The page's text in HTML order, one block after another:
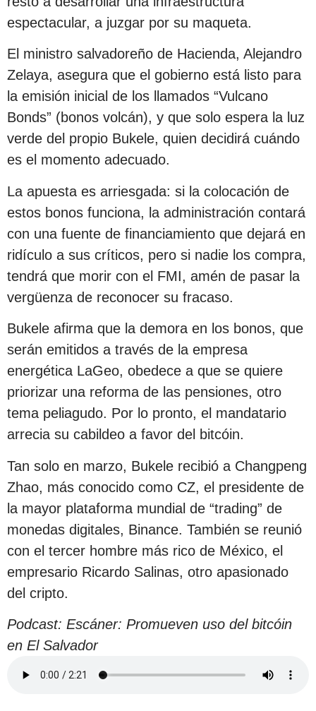
espectacular, a juzgar por su maqueta.
El ministro salvadoreño de Hacienda, Alejandro
Zelaya, asegura que el gobierno está listo para
la emisión inicial de los llamados “Vulcano
Bonds” (bonos volcán), y que solo espera la luz
verde del propio Bukele, quien decidirá cuándo
es el momento adecuado.
La apuesta es arriesgada: si la colocación de
estos bonos funciona, la administración contará
con una fuente de financiamiento que dejará en
ridículo a sus críticos, pero si nadie los compra,
tendrá que morir con el FMI, amén de pasar la
vergüenza de reconocer su fracaso.
Bukele afirma que la demora en los bonos, que
serán emitidos a través de la empresa
energética LaGeo, obedece a que se quiere
priorizar una reforma de las pensiones, otro
tema peliagudo. Por lo pronto, el mandatario
arrecia su cabildeo a favor del bitcóin.
Tan solo en marzo, Bukele recibió a Changpeng
Zhao, más conocido como CZ, el presidente de
la mayor plataforma mundial de “trading” de
monedas digitales, Binance. También se reunió
con el tercer hombre más rico de México, el
empresario Ricardo Salinas, otro apasionado
del cripto.
Podcast: Escáner: Promueven uso del bitcóin
en El Salvador